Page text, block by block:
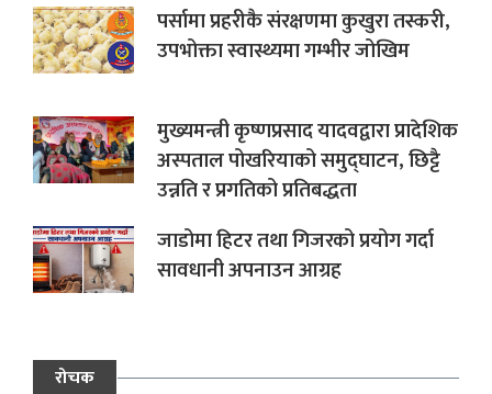
पर्सामा प्रहरीकै संरक्षणमा कुखुरा तस्करी,
उपभोक्ता स्वास्थ्यमा गम्भीर जोखिम
मुख्यमन्त्री कृष्णप्रसाद यादवद्वारा प्रादेशिक
अस्पताल पोखरियाको समुद्घाटन, छिट्टै
उन्नति र प्रगतिको प्रतिबद्धता
जाडोमा हिटर तथा गिजरको प्रयोग गर्दा
सावधानी अपनाउन आग्रह
रोचक